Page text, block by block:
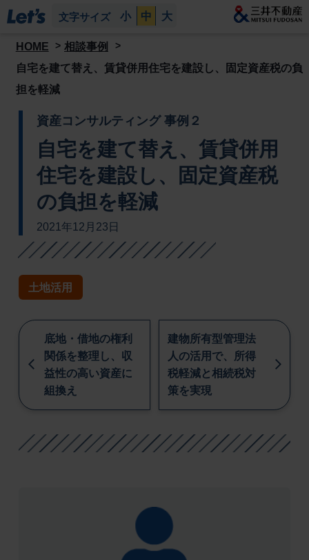
文字サイズ 小 中 大
HOME
相談事例
自宅を建て替え、賃貸併用住宅を建設し、固定資産税の負
担を軽減
資産コンサルティング 事例２
自宅を建て替え、賃貸併用
住宅を建設し、固定資産税
の負担を軽減
2021年12月23日
土地活用
底地・借地の権利
関係を整理し、収
益性の高い資産に
組換え
建物所有型管理法
人の活用で、所得
税軽減と相続税対
策を実現